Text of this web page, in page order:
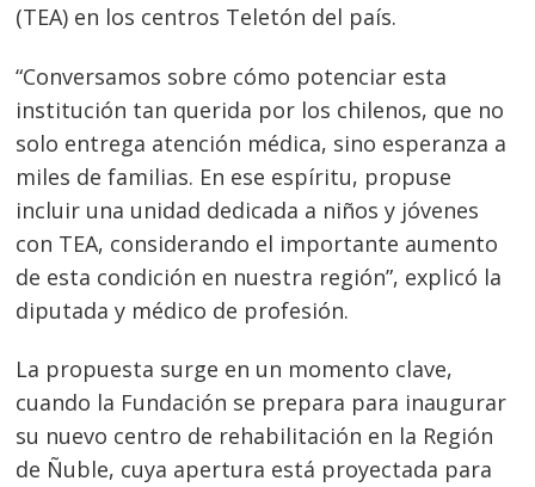
(TEA) en los centros Teletón del país.
“Conversamos sobre cómo potenciar esta
institución tan querida por los chilenos, que no
solo entrega atención médica, sino esperanza a
miles de familias. En ese espíritu, propuse
incluir una unidad dedicada a niños y jóvenes
con TEA, considerando el importante aumento
de esta condición en nuestra región”, explicó la
diputada y médico de profesión.
La propuesta surge en un momento clave,
cuando la Fundación se prepara para inaugurar
su nuevo centro de rehabilitación en la Región
de Ñuble, cuya apertura está proyectada para